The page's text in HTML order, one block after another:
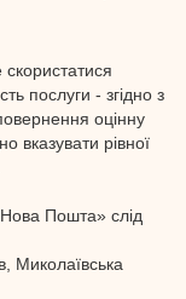
послуги - згідно з
оцінну
вказувати рівної
Пошта» слід
Миколаївська